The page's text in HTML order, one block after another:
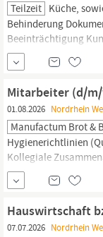
Teilzeit Küche,
Behinderung
Beeinträchtigung
Gerne mit Erfahrung
Gastronomie,
mit sowie der
Mitarbeiter (d/
01.08.2026 Nordrhein
Manufactum Brot &
Hygienerichtlinien
Kollegiale
Speiseplanung,
der Filialleitun
Teamgeist und Spaß
Hauswirtschaft
07.07.2026 Nordrhein